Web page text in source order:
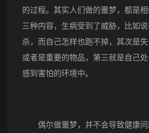
的过程。其实人们做的噩梦，都是
三种内容，生病受到了威胁，比如
杀，而自己怎样也跑不掉，其次是
或者是重要的物品，第三就是自己
感到害怕的环境中。
偶尔做噩梦，并不会导致健康问